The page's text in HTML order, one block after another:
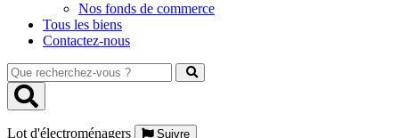
Nos fonds de commerce
Tous les biens
Contactez-nous
Que
recherchez-
vous
Lot d'électroménagers
Suivre